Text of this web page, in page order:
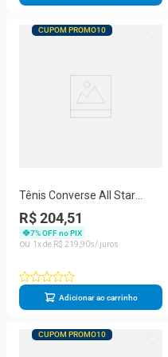
CUPOM PROMO10
Tênis Converse All Star
Chuck Taylor HI Kids
R$ 204,51
7% OFF no PIX
1
R$ 219 90
Adicionar ao carrinho
CUPOM PROMO10